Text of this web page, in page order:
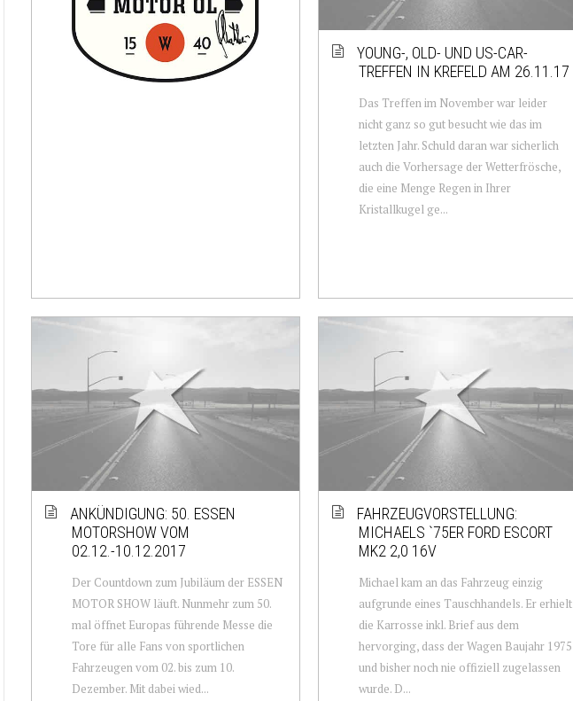
YOUNG-, OLD- UND US-CAR-
TREFFEN IN KREFELD AM 26.11.17
Das Treffen im November war leider
nicht ganz so gut besucht wie das im
letzten Jahr. Schuld daran war sicherlich
auch die Vorhersage der Wetterfrösche,
die eine Menge Regen in Ihrer
Kristallkugel ge...
ANKÜNDIGUNG: 50. ESSEN
MOTORSHOW VOM
02.12.-10.12.2017
Der Countdown zum Jubiläum der ESSEN
MOTOR SHOW läuft. Nunmehr zum 50.
mal öffnet Europas führende Messe die
Tore für alle Fans von sportlichen
Fahrzeugen vom 02. bis zum 10.
Dezember. Mit dabei wied...
FAHRZEUGVORSTELLUNG:
MICHAELS `75ER FORD ESCORT
MK2 2,0 16V
Michael kam an das Fahrzeug einzig
aufgrunde eines Tauschhandels. Er erhielt
die Karrosse inkl. Brief aus dem
hervorging, dass der Wagen Baujahr 1975
und bisher noch nie offiziell zugelassen
wurde. D...